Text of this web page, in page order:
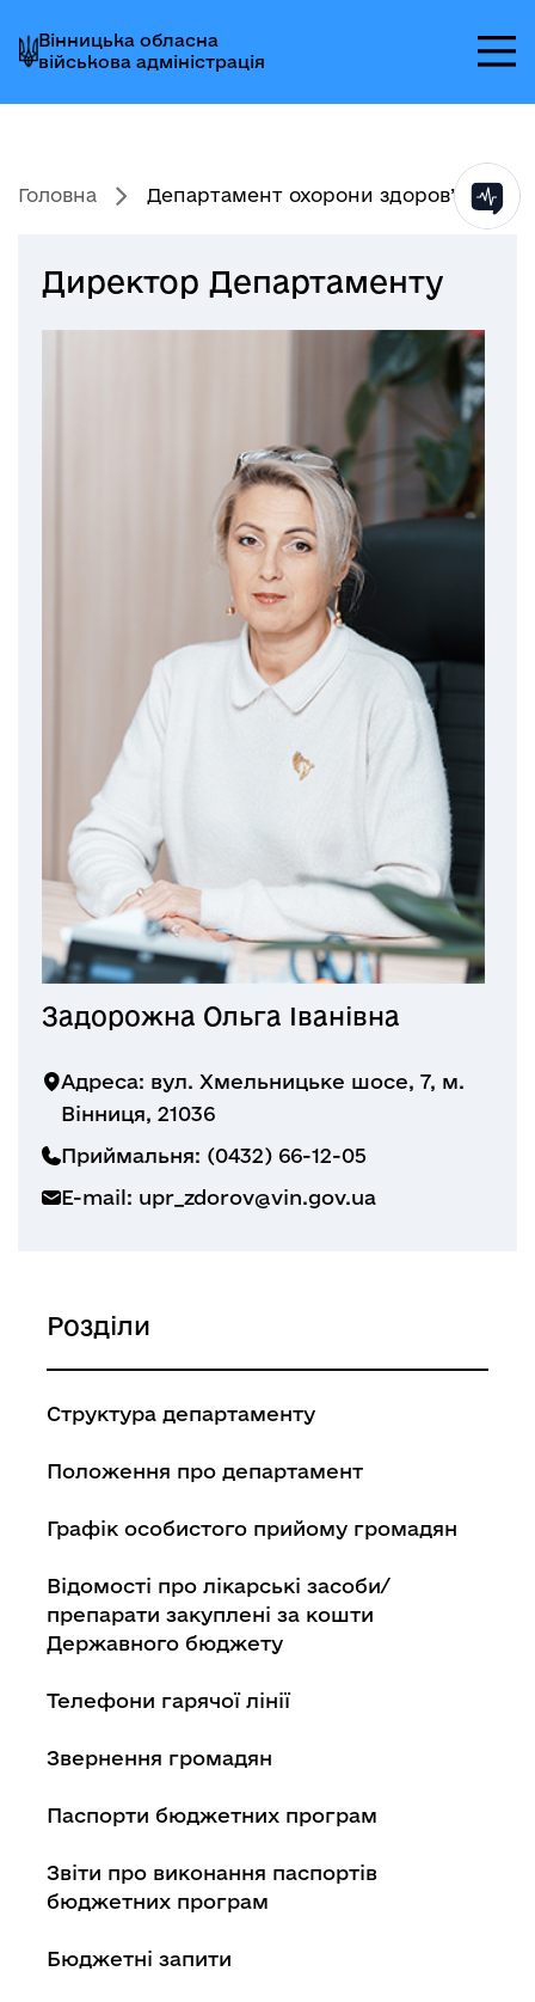
до
головного
меню
до
головного
вмісту
до
головного
колонтитула
Вінницька обласна
військова адміністрація
Головна Департамент охорони здоров’...
Директор Департаменту
Задорожна Ольга Іванівна
Адреса: вул. Хмельницьке шосе, 7, м.
Вінниця, 21036
Приймальня: (0432) 66-12-05
E-mail: upr_zdorov@vin.gov.ua
Розділи
Структура департаменту
Положення про департамент
Графік особистого прийому громадян
Відомості про лікарські засоби/
препарати закуплені за кошти
Державного бюджету
Телефони гарячої лінії
Звернення громадян
Паспорти бюджетних програм
Звіти про виконання паспортів
бюджетних програм
Бюджетні запити